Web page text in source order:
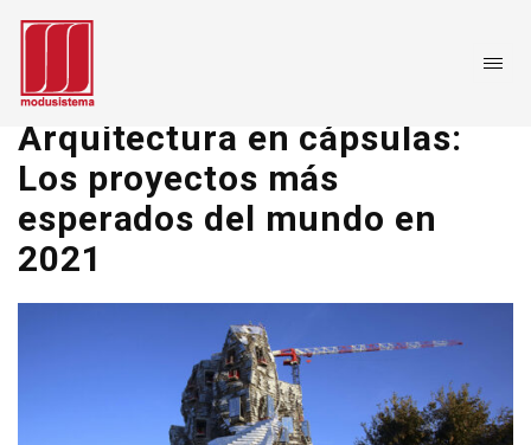
Arquitectura en cápsulas:
Los proyectos más
esperados del mundo en
2021